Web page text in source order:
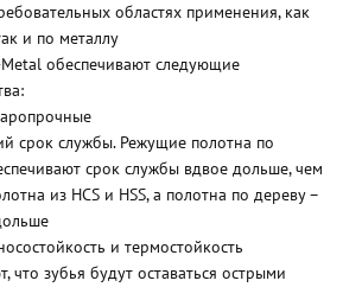
областях применения, как
и по металлу
обеспечивают следующие
срок службы. Режущие полотна по
срок службы вдвое дольше, чем
из HCS и HSS, а полотна по дереву –
и термостойкость
что зубья будут оставаться острыми